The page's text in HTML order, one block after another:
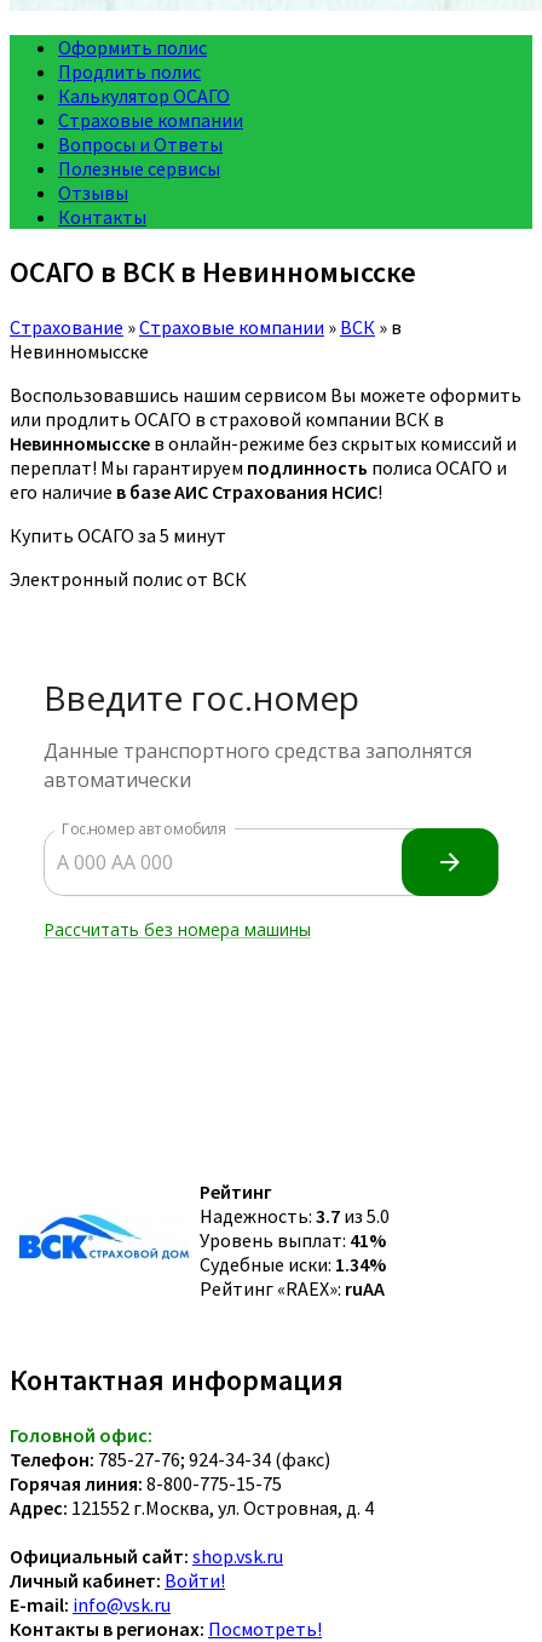
Оформить полис
Продлить полис
Калькулятор ОСАГО
Страховые компании
Вопросы и Ответы
Полезные сервисы
Отзывы
Контакты
ОСАГО в ВСК в Невинномысске
Страхование »Страховые компании » ВСК » в
Невинномысске
Воспользовавшись нашим сервисом Вы можете оформить
или продлить ОСАГО в страховой компании ВСК в
Невинномысске в онлайн-режиме без скрытых комиссий и
переплат! Мы гарантируем подлинность полиса ОСАГО и
его наличие в базе АИС Страхования НСИС!
Купить ОСАГО за 5 минут
Электронный полис от ВСК
Рейтинг
Надежность: 3.7 из 5.0
Уровень выплат: 41%
Судебные иски: 1.34%
Рейтинг «RAEX»: ruAA
Контактная информация
Головной офис:
Телефон: 785-27-76; 924-34-34 (факс)
Горячая линия: 8-800-775-15-75
Адрес: 121552 г.Москва, ул. Островная, д. 4
Официальный сайт: shop.vsk.ru
Личный кабинет: Войти!
E-mail: info@vsk.ru
Контакты в регионах: Посмотреть!